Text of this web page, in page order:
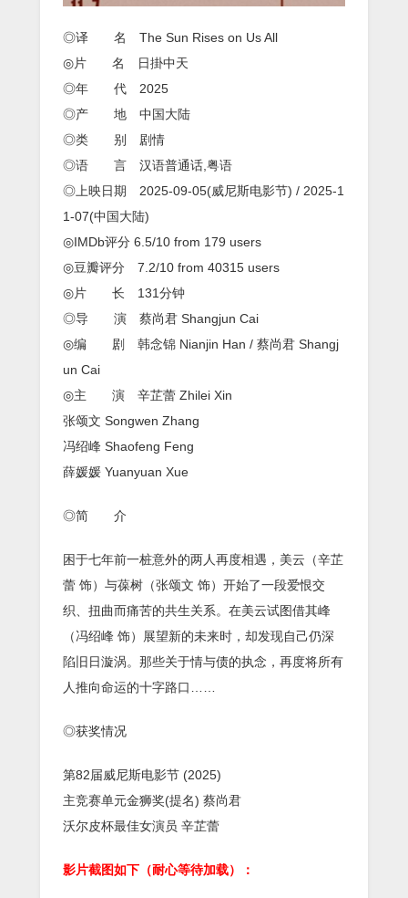
◎译 名 The Sun Rises on Us All
◎片 名 日掛中天
◎年 代 2025
◎产 地 中国大陆
◎类 别 剧情
◎语 言 汉语普通话,粤语
◎上映日期 2025-09-05(威尼斯电影节) / 2025-1
1-07(中国大陆)
◎IMDb评分 6.5/10 from 179 users
◎豆瓣评分 7.2/10 from 40315 users
◎片 长 131分钟
◎导 演 蔡尚君 Shangjun Cai
◎编 剧 韩念锦 Nianjin Han / 蔡尚君 Shangj
un Cai
◎主 演 辛芷蕾 Zhilei Xin
张颂文 Songwen Zhang
冯绍峰 Shaofeng Feng
薛媛媛 Yuanyuan Xue
◎简 介
困于七年前一桩意外的两人再度相遇，美云（辛芷
蕾 饰）与葆树（张颂文 饰）开始了一段爱恨交
织、扭曲而痛苦的共生关系。在美云试图借其峰
（冯绍峰 饰）展望新的未来时，却发现自己仍深
陷旧日漩涡。那些关于情与债的执念，再度将所有
人推向命运的十字路口……
◎获奖情况
第82届威尼斯电影节 (2025)
主竞赛单元金狮奖(提名) 蔡尚君
沃尔皮杯最佳女演员 辛芷蕾
影片截图如下（耐心等待加载）：